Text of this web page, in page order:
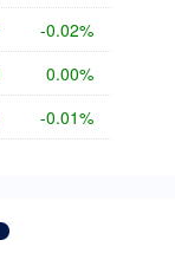
-0.02%
0.00%
-0.01%